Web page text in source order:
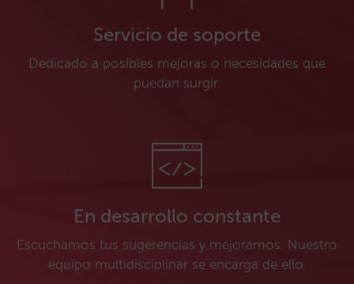
Servicio de soporte
Dedicado a posibles mejoras o necesidades que
puedan surgir.
En desarrollo constante
Escuchamos tus sugerencias y mejoramos. Nuestro
equipo multidisciplinar se encarga de ello.